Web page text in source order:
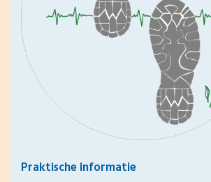
Praktische informatie